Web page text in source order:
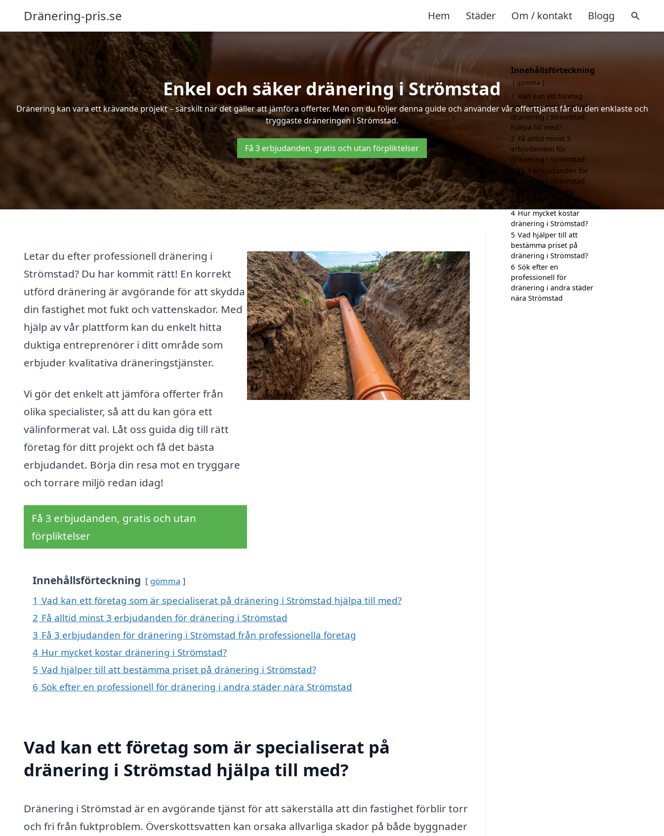
Dränering-pris.se Hem Städer Om / kontakt Blogg
Enkel och säker dränering i Strömstad
Dränering kan vara ett krävande projekt – särskilt när det gäller att jämföra offerter. Men om du följer denna guide och använder vår offerttjänst får du den enklaste och
tryggaste dräneringen i Strömstad.
Få 3 erbjudanden, gratis och utan förpliktelser
Letar du efter professionell dränering i
Strömstad? Du har kommit rätt! En korrekt
utförd dränering är avgörande för att skydda
din fastighet mot fukt och vattenskador. Med
hjälp av vår plattform kan du enkelt hitta
duktiga entreprenörer i ditt område som
erbjuder kvalitativa dräneringstjänster.
Vi gör det enkelt att jämföra offerter från
olika specialister, så att du kan göra ett
välinformerat val. Låt oss guida dig till rätt
företag för ditt projekt och få det bästa
erbjudandet. Börja din resa mot en tryggare
och torrare miljö redan idag!
Få 3 erbjudanden, gratis och utan
förpliktelser
Innehållsförteckning gömma
1 Vad kan ett företag som är specialiserat på dränering i Strömstad hjälpa till med?
2 Få alltid minst 3 erbjudanden för dränering i Strömstad
3 Få 3 erbjudanden för dränering i Strömstad från professionella företag
4 Hur mycket kostar dränering i Strömstad?
5 Vad hjälper till att bestämma priset på dränering i Strömstad?
6 Sök efter en professionell för dränering i andra städer nära Strömstad
Vad kan ett företag som är specialiserat på
dränering i Strömstad hjälpa till med?
Dränering i Strömstad är en avgörande tjänst för att säkerställa att din fastighet förblir torr
och fri från fuktproblem. Överskottsvatten kan orsaka allvarliga skador på både byggnader
Innehållsförteckning
gömma
1 Vad kan ett företag
som är specialiserat på
dränering i Strömstad
hjälpa till med?
2 Få alltid minst 3
erbjudanden för
dränering i Strömstad
3 Få 3 erbjudanden för
dränering i Strömstad
från professionella
företag
4 Hur mycket kostar
dränering i Strömstad?
5 Vad hjälper till att
bestämma priset på
dränering i Strömstad?
6 Sök efter en
professionell för
dränering i andra städer
nära Strömstad